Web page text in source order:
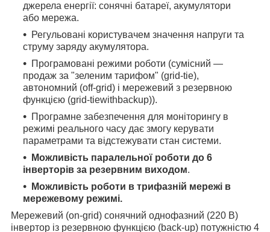
джерела енергії: сонячні батареї, акумулятори
або мережа.
Регульовані користувачем значення напруги та
струму заряду акумулятора.
Програмовані режими роботи (сумісний —
продаж за "зеленим тарифом" (grid-tie),
автономний (off-grid) і мережевий з резервною
функцією (grid-tiewithbackup)).
Програмне забезпечення для моніторингу в
режимі реального часу дає змогу керувати
параметрами та відстежувати стан системи.
Можливість паралельної роботи до 6
інверторів за резервним виходом.
Можливість роботи в трифазній мережі в
мережевому режимі.
Мережевий (on-grid) сонячний однофазний (220 В)
інвертор із резервною функцією (back-up) потужністю 4